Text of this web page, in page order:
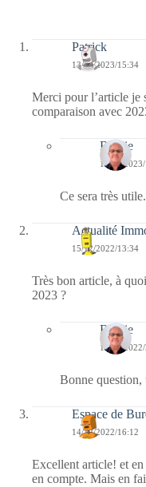
Patrick
13/10/2023/15:34
Merci pour l’article je
comparaison avec
Bernie
16/10/
Ce sera très utile.
Actualité
15/12/2022/13:34
Très bon article, à
2023 ?
Bernie
15/12/
Bonne question,
Espace de
14/12/2022/16:12
Excellent article! et
en compte. Mais en